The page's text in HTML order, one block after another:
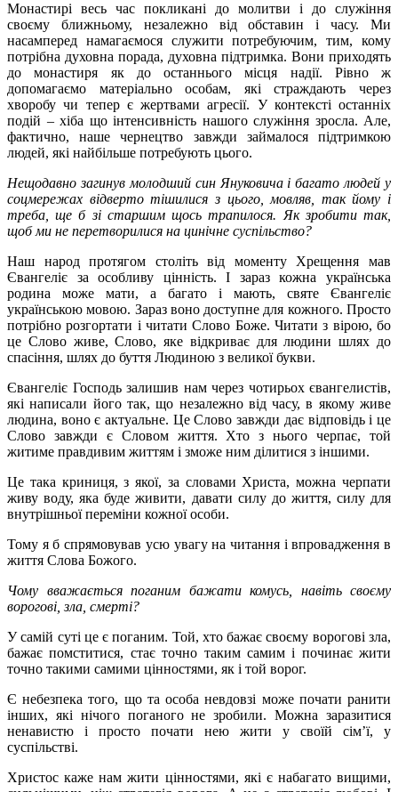
Монастирі весь час покликані до молитви і до служіння
своєму ближньому, незалежно від обставин і часу. Ми
насамперед намагаємося служити потребуючим, тим, кому
потрібна духовна порада, духовна підтримка. Вони приходять
до монастиря як до останнього місця надії. Рівно ж
допомагаємо матеріально особам, які страждають через
хворобу чи тепер є жертвами агресії. У контексті останніх
подій – хіба що інтенсивність нашого служіння зросла. Але,
фактично, наше чернецтво завжди займалося підтримкою
людей, які найбільше потребують цього.
Нещодавно загинув молодший син Януковича і багато людей у
соцмережах відверто тішилися з цього, мовляв, так йому і
треба, ще б зі старшим щось трапилося. Як зробити так,
щоб ми не перетворилися на цинічне суспільство?
Наш народ протягом століть від моменту Хрещення мав
Євангеліє за особливу цінність. І зараз кожна українська
родина може мати, а багато і мають, святе Євангеліє
українською мовою. Зараз воно доступне для кожного. Просто
потрібно розгортати і читати Слово Боже. Читати з вірою, бо
це Слово живе, Слово, яке відкриває для людини шлях до
спасіння, шлях до буття Людиною з великої букви.
Євангеліє Господь залишив нам через чотирьох євангелистів,
які написали його так, що незалежно від часу, в якому живе
людина, воно є актуальне. Це Слово завжди дає відповідь і це
Слово завжди є Словом життя. Хто з нього черпає, той
житиме правдивим життям і зможе ним ділитися з іншими.
Це така криниця, з якої, за словами Христа, можна черпати
живу воду, яка буде живити, давати силу до життя, силу для
внутрішньої переміни кожної особи.
Тому я б спрямовував усю увагу на читання і впровадження в
життя Слова Божого.
Чому вважається поганим бажати комусь, навіть своєму
ворогові, зла, смерті?
У самій суті це є поганим. Той, хто бажає своєму ворогові зла,
бажає помститися, стає точно таким самим і починає жити
точно такими самими цінностями, як і той ворог.
Є небезпека того, що та особа невдовзі може почати ранити
інших, які нічого поганого не зробили. Можна заразитися
ненавистю і просто почати нею жити у своїй сім’ї, у
суспільстві.
Христос каже нам жити цінностями, які є набагато вищими,